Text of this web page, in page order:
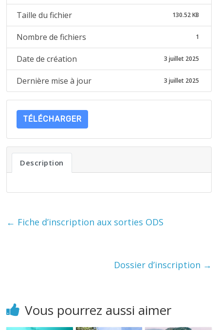
Taille du fichier 130.52 KB
Nombre de fichiers 1
Date de création 3 juillet 2025
Dernière mise à jour 3 juillet 2025
TÉLÉCHARGER
Description
← Fiche d’inscription aux sorties ODS
Dossier d’inscription →
Vous pourrez aussi aimer